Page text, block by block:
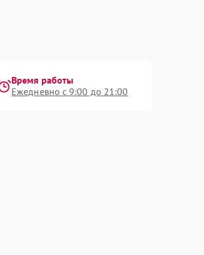
Время работы
Ежедневно с 9:00 до 21:00